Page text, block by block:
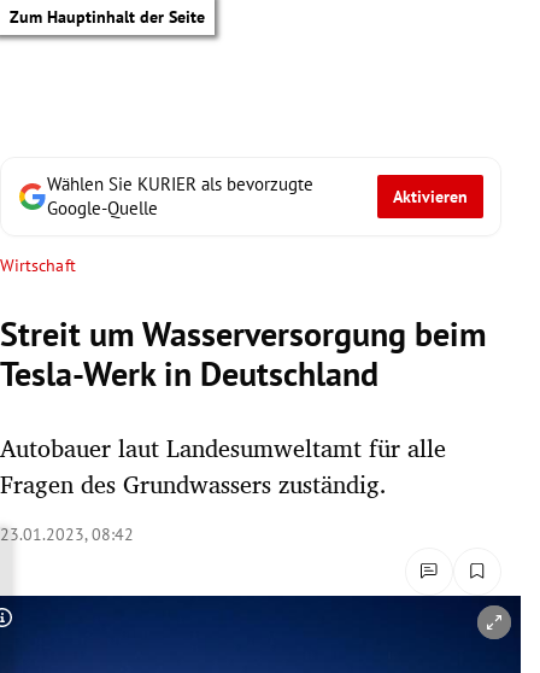
Zum Hauptinhalt der Seite
Untermenü
Wählen Sie KURIER als bevorzugte
Google-Quelle
Aktivieren
Wirtschaft
Streit um Wasserversorgung beim
Tesla-Werk in Deutschland
Autobauer laut Landesumweltamt für alle
Fragen des Grundwassers zuständig.
23.01.2023, 08:42
Copyright-Hinweis öffnen/schließen